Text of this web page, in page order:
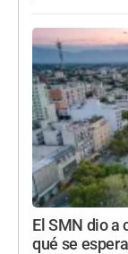
El SMN dio a
qué se